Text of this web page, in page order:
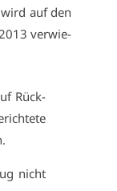
auf den
ver­wie­
Rück­
nicht